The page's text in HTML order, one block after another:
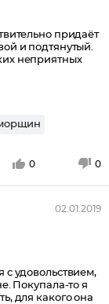
придаёт
и подтянутый.
неприятных
0 0
02.01.2019
с удовольствием,
Покупала-то я
для какого она